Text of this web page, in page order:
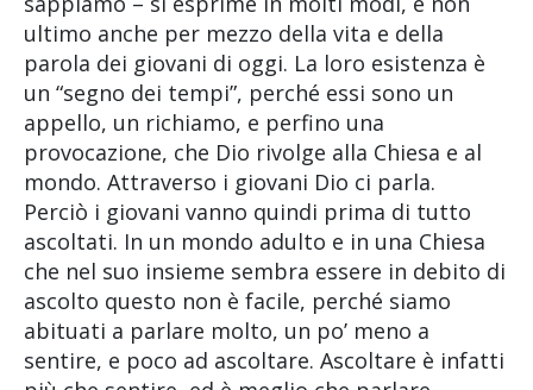
ultimo anche per mezzo della vita e della
parola dei giovani di oggi. La loro esistenza è
un “segno dei tempi”, perché essi sono un
appello, un richiamo, e perfino una
provocazione, che Dio rivolge alla Chiesa e al
mondo. Attraverso i giovani Dio ci parla.
Perciò i giovani vanno quindi prima di tutto
ascoltati. In un mondo adulto e in una Chiesa
che nel suo insieme sembra essere in debito di
ascolto questo non è facile, perché siamo
abituati a parlare molto, un po’ meno a
sentire, e poco ad ascoltare. Ascoltare è infatti